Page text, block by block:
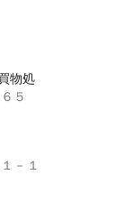
物処
５
－１